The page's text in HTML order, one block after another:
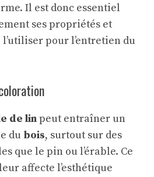
Il est donc essentiel
ses propriétés et
pour l’entretien du
de linpeut entraîner un
du bois, surtout sur des
que le pin ou l’érable. Ce
affecte l’esthétique